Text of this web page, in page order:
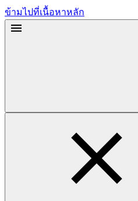
ข้ามไปที่เนื้อหาหลัก